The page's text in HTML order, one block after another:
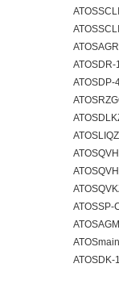
ATOSDR-
ATOSDP-
ATOSSP-
ATOSDK-